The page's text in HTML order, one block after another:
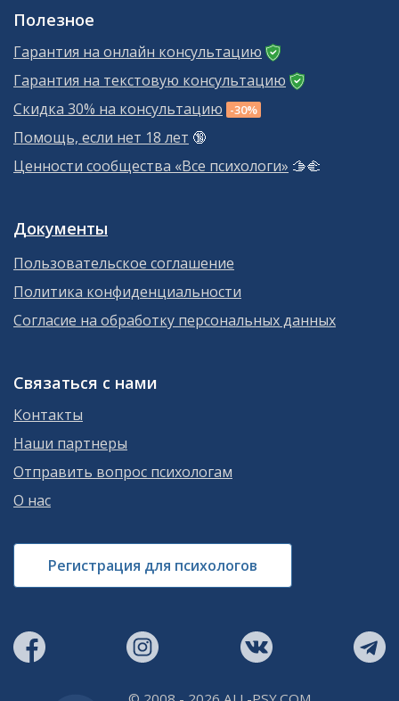
Полезное
Гарантия на онлайн консультацию
Гарантия на текстовую консультацию
Скидка 30% на консультацию -30%
Помощь, если нет 18 лет 🔞
Ценности сообщества «Все психологи» 🫱‍🫲
Документы
Пользовательское соглашение
Политика конфиденциальности
Согласие на обработку персональных данных
Связаться с нами
Контакты
Наши партнеры
Отправить вопрос психологам
О нас
Регистрация для психологов